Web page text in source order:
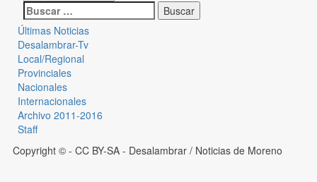
Últimas Noticias
Desalambrar-Tv
Local/Regional
Provinciales
Nacionales
Internacionales
Archivo 2011-2016
Staff
Copyright © - CC BY-SA - Desalambrar / Noticias de Moreno